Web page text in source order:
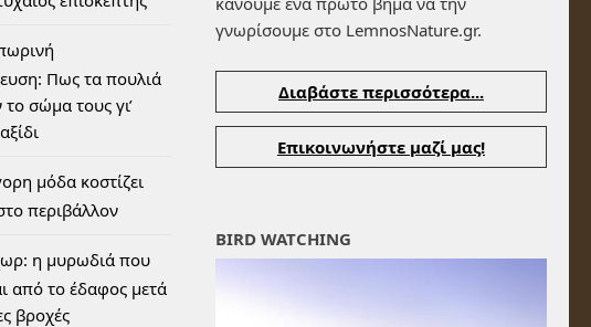
γνωρίσουμε στο LemnosNature.gr.
Διαβάστε περισσότερα...
Επικοινωνήστε μαζί μας!
BIRD WATCHING
Πως τα πουλιά
σώμα τους γι’
μόδα κοστίζει
περιβάλλον
η μυρωδιά που
από το έδαφος μετά
βροχές